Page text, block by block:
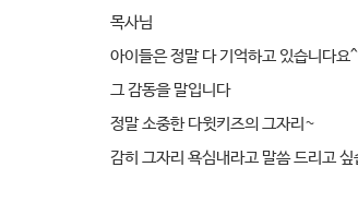
목사님
아이들은 정말 다 기억하고 있습니다요
그 감동을 말입니다
정말 소중한 다윗키즈의 그자리~
감히 그자리 욕심내라고 말씀 드리고